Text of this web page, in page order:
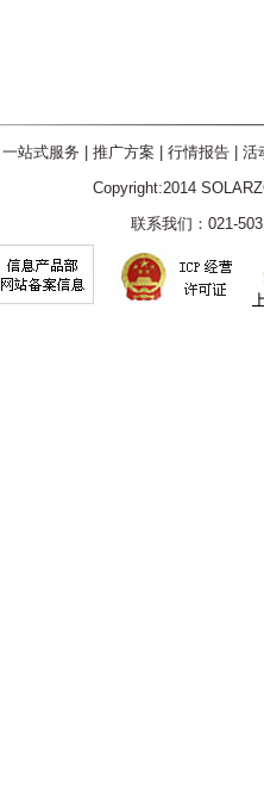
一站式服务 推广方案 行情报告| 活
Copyright:2014
联系我们：021-